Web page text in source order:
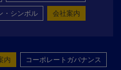
・シンボル
会社案内
内
コーポレートガバナンス